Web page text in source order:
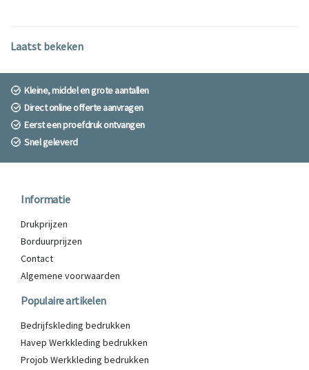
Laatst bekeken
Kleine, middel en grote aantallen
Direct online offerte aanvragen
Eerst een proefdruk ontvangen
Snel geleverd
Informatie
Drukprijzen
Borduurprijzen
Contact
Algemene voorwaarden
Populaire artikelen
Bedrijfskleding bedrukken
Havep Werkkleding bedrukken
Projob Werkkleding bedrukken